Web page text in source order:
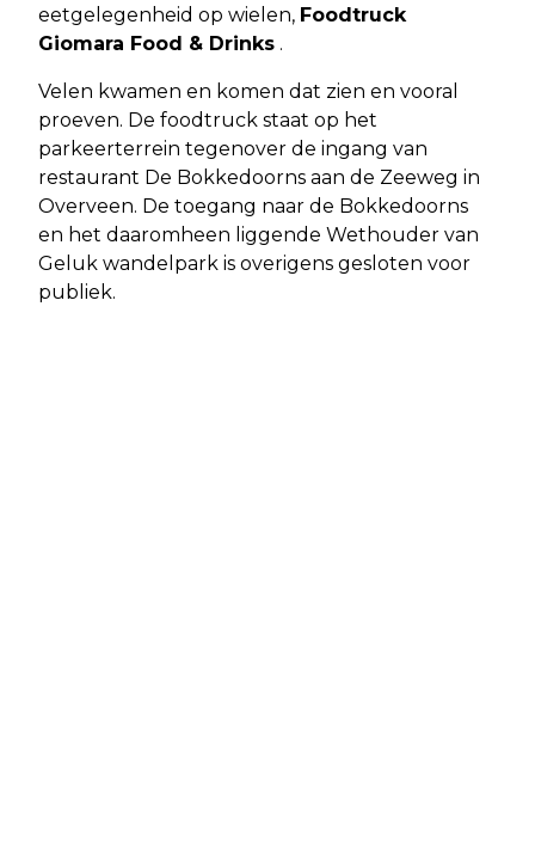
eetgelegenheid op wielen, Foodtruck
Giomara Food & Drinks .
Velen kwamen en komen dat zien en vooral
proeven. De foodtruck staat op het
parkeerterrein tegenover de ingang van
restaurant De Bokkedoorns aan de Zeeweg in
Overveen. De toegang naar de Bokkedoorns
en het daaromheen liggende Wethouder van
Geluk wandelpark is overigens gesloten voor
publiek.